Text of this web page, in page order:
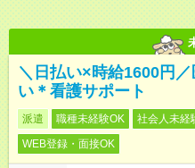
＼日払い×時給1600円
い＊看護サポート
派遣 職種未経験OK 社会人未経
WEB登録・面接OK